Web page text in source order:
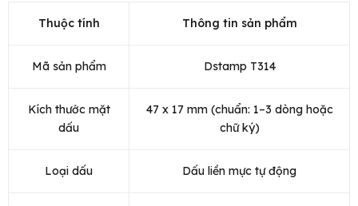
Thuộc tính Thông tin sản phẩm
Mã sản phẩm Dstamp T314
Kích thước mặt
dấu
47 x 17 mm (chuẩn: 1–3 dòng hoặc
chữ ký)
Loại dấu Dấu liền mực tự động